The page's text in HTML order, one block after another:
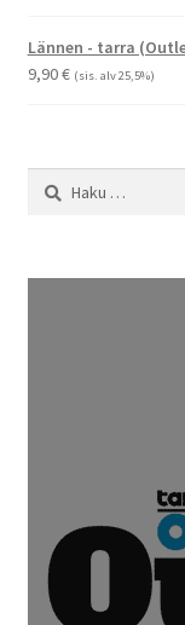
-
29,90 €
Lännen - tarra
9,90€ (sis. alv 25,5%)
Haku: